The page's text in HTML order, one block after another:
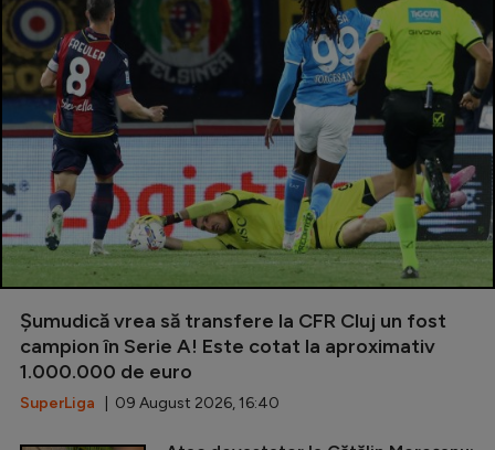
Șumudică vrea să transfere la CFR Cluj un fost
campion în Serie A! Este cotat la aproximativ
1.000.000 de euro
SuperLiga | 09 August 2026, 16:40